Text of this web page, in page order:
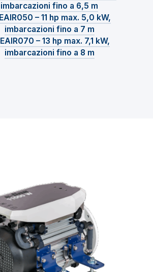
imbarcazioni fino a 6,5 m
EAIR050 – 11 hp max. 5,0 kW,
imbarcazioni fino a 7 m
EAIR070 – 13 hp max. 7,1 kW,
imbarcazioni fino a 8 m